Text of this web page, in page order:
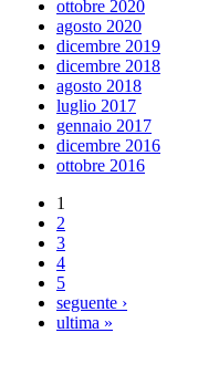
ottobre 2020
agosto 2020
dicembre 2019
dicembre 2018
agosto 2018
luglio 2017
gennaio 2017
dicembre 2016
ottobre 2016
1
2
3
4
5
seguente ›
ultima »